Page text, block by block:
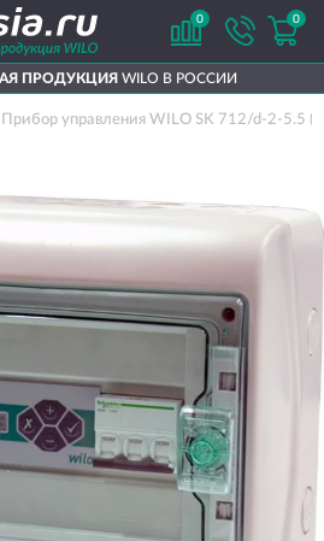
0 0
ПРОДУКЦИЯ WILO В РОССИИ
Прибор управления WILO SK 712/d-2-5.5